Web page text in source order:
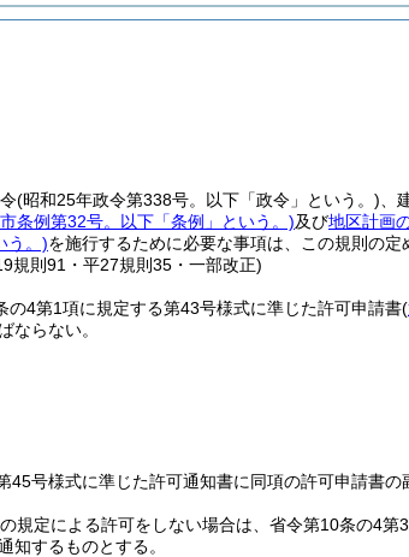
(昭和25年政令第338号。以下「政令」という。) 、
条例第32号。以下「条例」という。)及び地区計画
う。)を施行するために必要な事項は、この規則の定
規則91・平27規則35・一部改正)
4第1項に規定する第43号様式に準じた許可申請書(
ならない。
号様式に準じた許可通知書に同項の許可申請書の
の規定による許可をしない場合は、省令第10条の4第
知するものとする。